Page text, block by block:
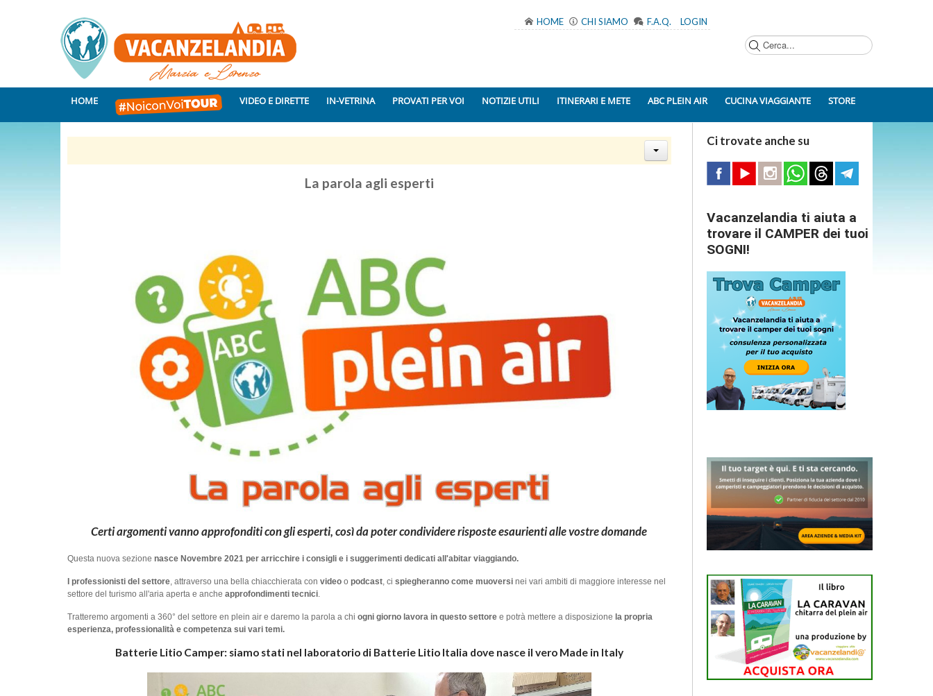
HOME CHI SIAMO F.A.Q. LOGIN
HOME VIDEO E DIRETTE IN-VETRINA PROVATI PER VOI NOTIZIE UTILI ITINERARI E METE ABC PLEIN AIR CUCINA VIAGGIANTE STORE
La parola agli esperti
Certi argomenti vanno approfonditi con gli esperti, così da poter condividere risposte esaurienti alle vostre domande
Questa nuova sezione nasce Novembre 2021 per arricchire i consigli e i suggerimenti dedicati all'abitar viaggiando.
I professionisti del settore, attraverso una bella chiacchierata con video o podcast, ci spiegheranno come muoversi nei vari ambiti di maggiore interesse nel
settore del turismo all'aria aperta e anche approfondimenti tecnici.
Tratteremo argomenti a 360° del settore en plein air e daremo la parola a chi ogni giorno lavora in questo settore e potrà mettere a disposizione la propria
esperienza, professionalità e competenza sui vari temi.
Batterie Litio Camper: siamo stati nel laboratorio di Batterie Litio Italia dove nasce il vero Made in Italy
Ci trovate anche su
Vacanzelandia ti aiuta a
trovare il CAMPER dei tuoi
SOGNI!